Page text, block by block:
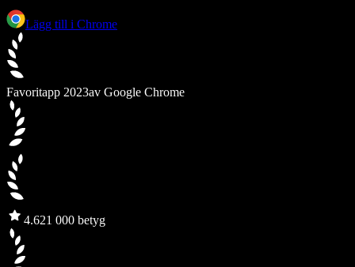
Lägg till i Chrome
Favoritapp 2023av Google Chrome
4.621 000 betyg